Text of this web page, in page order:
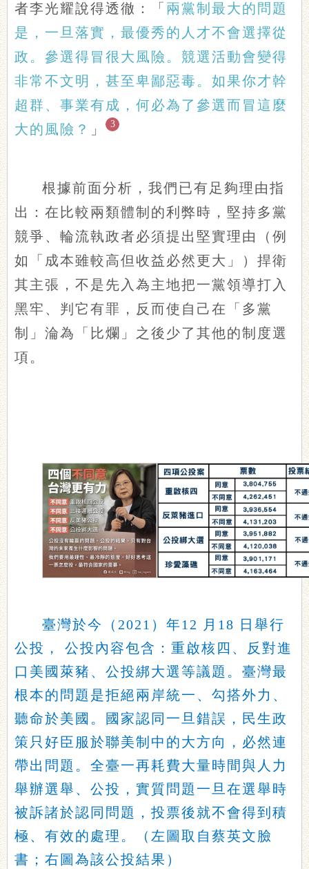
者李光耀說得透徹：「 兩黨制最大的問題
是，一旦落實，最優秀的人才不會選擇從
政。參選得冒很大風險。競選活動會變得
非常不文明，甚至卑鄙惡毒。如果你才幹
超群、事業有成，何必為了參選而冒這麼
大的風險？
」 3
根據前面分析，我們已有足夠理由指
出：在比較兩類體制的利弊時，堅持多黨
競爭、輪流執政者必須提出堅實理由（例
如「成本雖較高但收益必然更大」）捍衛
其主張，不是先入為主地把一黨領導打入
黑牢、判它有罪，反而使自己在「多黨
制」淪為「比爛」之後少了其他的制度選
項。
臺灣於今（2021）年12 月18 日舉行
公投， 公投內容包含：重啟核四、反對進
口美國萊豬、公投綁大選等議題。臺灣最
根本的問題是拒絕兩岸統一、勾搭外力、
聽命於美國。國家認同一旦錯誤，民生政
策只好臣服於聯美制中的大方向，必然連
帶出問題。全臺一再耗費大量時間與人力
舉辦選舉、公投， 實質問題一旦在選舉時
被訴諸於認同問題， 投票後就不會得到積
極、有效的處理。（左圖取自蔡英文臉
書；右圖為該公投結果）